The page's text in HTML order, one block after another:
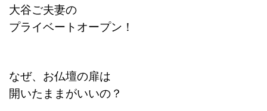
大谷ご夫妻の
プライベートオープン！
なぜ、お仏壇の扉は
開いたままがいいの？